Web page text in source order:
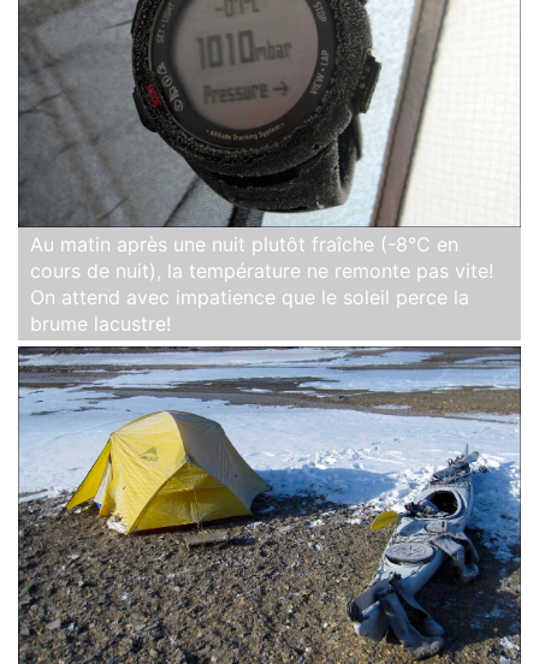
Au matin après une nuit plutôt fraîche (-8°C en
cours de nuit), la température ne remonte pas vite!
On attend avec impatience que le soleil perce la
brume lacustre!